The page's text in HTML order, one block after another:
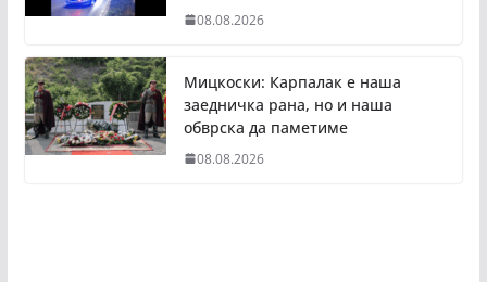
08.08.2026
Мицкоски: Карпалак е наша
заедничка рана, но и наша
обврска да паметиме
08.08.2026